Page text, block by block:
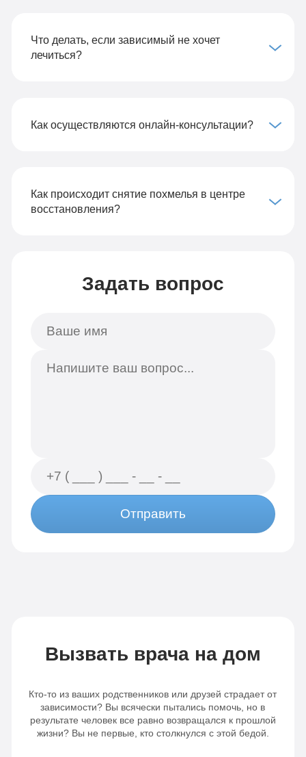
Что делать, если зависимый не хочет
лечиться?
Как осуществляются онлайн-консультации?
Как происходит снятие похмелья в центре
восстановления?
Задать вопрос
Отправить
Вызвать врача на дом
Кто-то из ваших родственников или друзей страдает от
зависимости? Вы всячески пытались помочь, но в
результате человек все равно возвращался к прошлой
жизни? Вы не первые, кто столкнулся с этой бедой.